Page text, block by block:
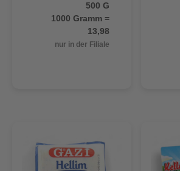
500 G
1000 Gramm =
13,98
nur in der Filiale